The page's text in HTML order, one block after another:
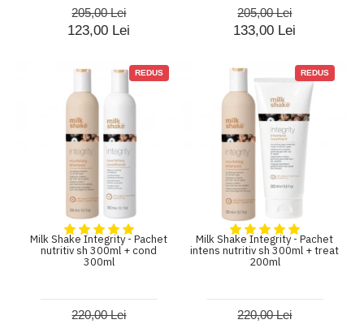
123,00 Lei
205,00 Lei
133,00 Lei
205,00 Lei
REDUS
Milk Shake Integrity - Pachet
nutritiv sh 300ml + cond
300ml
220,00 Lei
REDUS
Milk Shake Integrity - Pachet
intens nutritiv sh 300ml + treat
200ml
220,00 Lei